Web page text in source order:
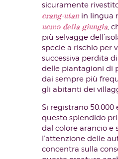
sicuramente
orang-utanin lingua
uomo della giungla,
più selvagge
specie a rischio per
successiva perdita
delle piantagioni di
dai sempre più
gli abitanti dei
Si registrano 50.000
questo splendido
dal colore arancio e
l’attenzione delle
concentra sulla